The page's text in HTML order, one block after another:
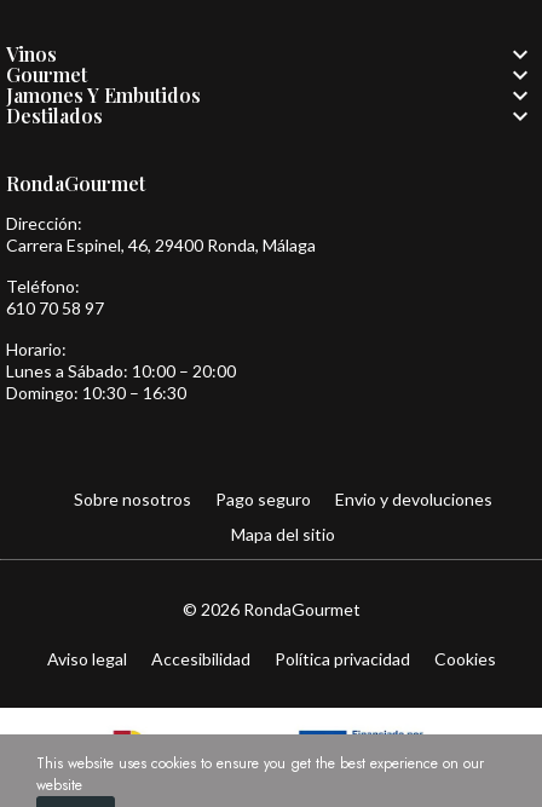
Vinos 
Gourmet 
Jamones Y Embutidos 
Destilados 
RondaGourmet
Dirección:
Carrera Espinel, 46, 29400 Ronda, Málaga
Teléfono:
610 70 58 97
Horario:
Lunes a Sábado: 10:00 – 20:00
Domingo: 10:30 – 16:30
Sobre nosotros Pago seguro
Envio y devoluciones
Mapa del sitio
© 2026 RondaGourmet
Aviso legal Accesibilidad Política privacidad Cookies
This website uses cookies to ensure you get the best experience on our
website